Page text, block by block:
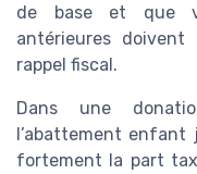
de base et que
antérieures
rappel fiscal.
Dans une
l’abattement
fortement la part